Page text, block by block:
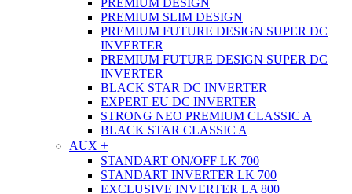
PREMIUM DESIGN
PREMIUM SLIM DESIGN
PREMIUM FUTURE DESIGN SUPER DC
INVERTER
PREMIUM FUTURE DESIGN SUPER DC
INVERTER
BLACK STAR DC INVERTER
EXPERT EU DC INVERTER
STRONG NEO PREMIUM CLASSIC A
BLACK STAR CLASSIC A
AUX +
STANDART ON/OFF LK 700
STANDART INVERTER LK 700
EXCLUSIVE INVERTER LA 800